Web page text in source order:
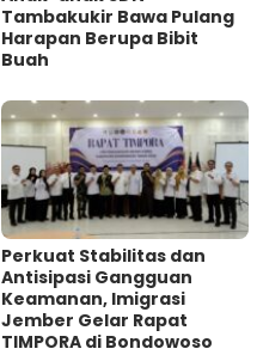
Tambakukir Bawa Pulang
Harapan Berupa Bibit
Buah
Perkuat Stabilitas dan
Antisipasi Gangguan
Keamanan, Imigrasi
Jember Gelar Rapat
TIMPORA di Bondowoso